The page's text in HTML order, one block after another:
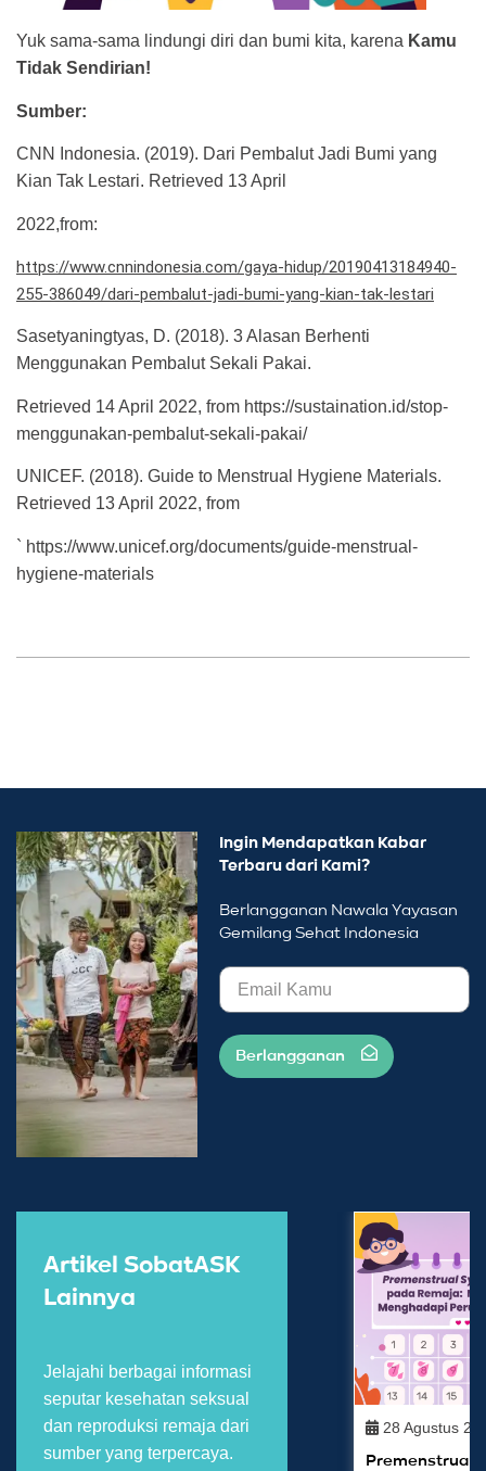
Yuk sama-sama lindungi diri dan bumi kita, karena Kamu
Tidak Sendirian!
Sumber:
CNN Indonesia. (2019). Dari Pembalut Jadi Bumi yang
Kian Tak Lestari. Retrieved 13 April
2022,from:
https://www.cnnindonesia.com/gaya-hidup/20190413184940-
255-386049/dari-pembalut-jadi-bumi-yang-kian-tak-lestari
Sasetyaningtyas, D. (2018). 3 Alasan Berhenti
Menggunakan Pembalut Sekali Pakai.
Retrieved 14 April 2022, from https://sustaination.id/stop-
menggunakan-pembalut-sekali-pakai/
UNICEF. (2018). Guide to Menstrual Hygiene Materials.
Retrieved 13 April 2022, from
` https://www.unicef.org/documents/guide-menstrual-
hygiene-materials
Ingin Mendapatkan Kabar
Terbaru dari Kami?
Berlangganan Nawala Yayasan
Gemilang Sehat Indonesia
Berlangganan
Artikel SobatASK
Lainnya
Jelajahi berbagai informasi
seputar kesehatan seksual
dan reproduksi remaja dari
sumber yang terpercaya.
28 Agustus
Premenstrual